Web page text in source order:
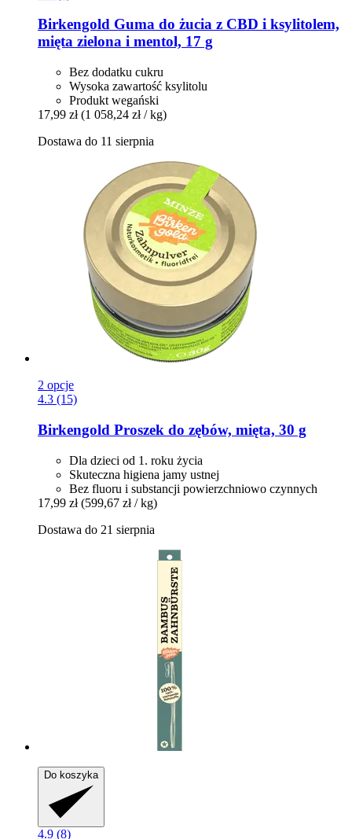
Birkengold Guma do żucia z CBD i ksylitolem,
mięta zielona i mentol, 17 g
Bez dodatku cukru
Wysoka zawartość ksylitolu
Produkt wegański
17,99 zł (1 058,24 zł / kg)
Dostawa do 11 sierpnia
2 opcje
4.3 (15)
Birkengold Proszek do zębów, mięta, 30 g
Dla dzieci od 1. roku życia
Skuteczna higiena jamy ustnej
Bez fluoru i substancji powierzchniowo czynnych
17,99 zł (599,67 zł / kg)
Dostawa do 21 sierpnia
Do koszyka
4.9 (8)